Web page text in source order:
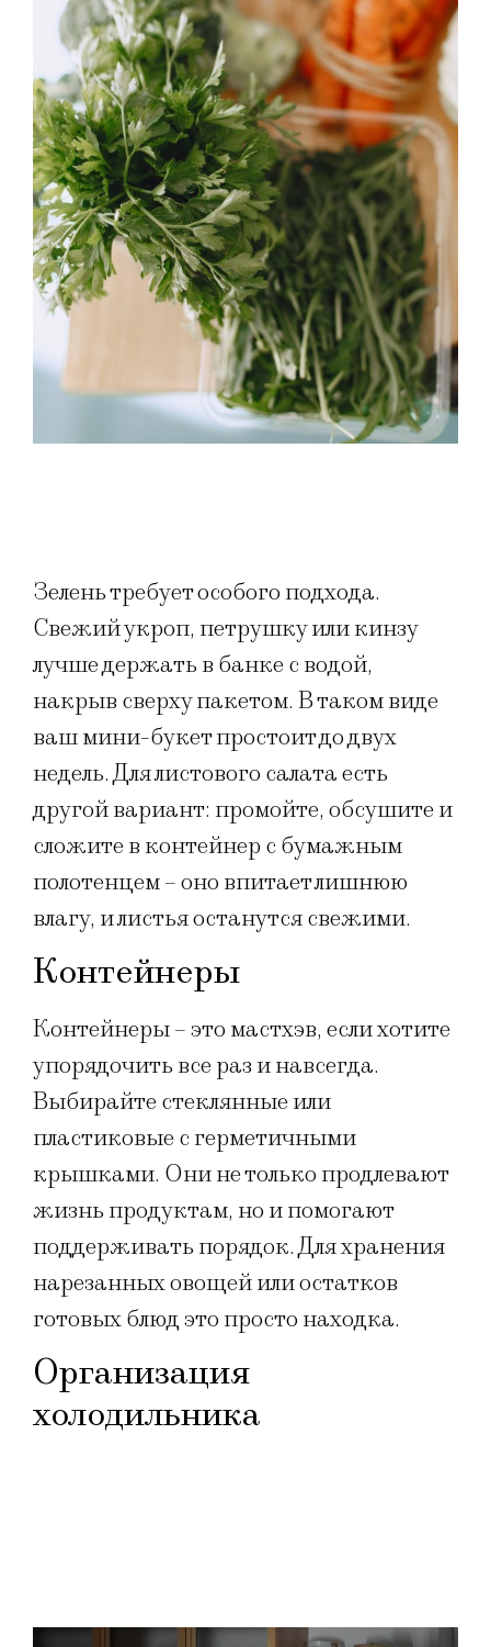
Зелень требует особого подхода.
Свежий укроп, петрушку или кинзу
лучше держать в банке с водой,
накрыв сверху пакетом. В таком виде
ваш мини-букет простоит до двух
недель. Для листового салата есть
другой вариант: промойте, обсушите и
сложите в контейнер с бумажным
полотенцем – оно впитает лишнюю
влагу, и листья останутся свежими.
Контейнеры
Контейнеры – это мастхэв, если хотите
упорядочить все раз и навсегда.
Выбирайте стеклянные или
пластиковые с герметичными
крышками. Они не только продлевают
жизнь продуктам, но и помогают
поддерживать порядок. Для хранения
нарезанных овощей или остатков
готовых блюд это просто находка.
Организация
холодильника